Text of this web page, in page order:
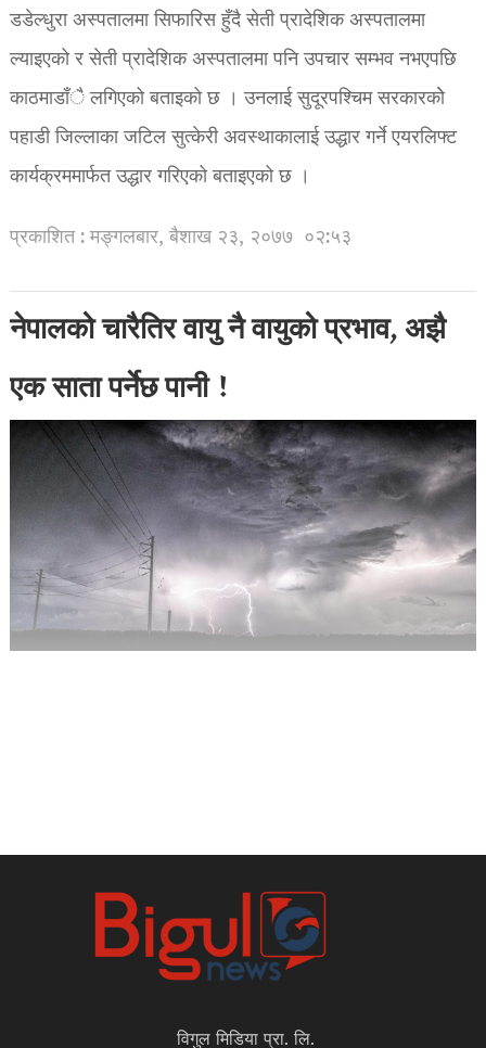
डडेल्धुरा अस्पतालमा सिफारिस हुँदै सेती प्रादेशिक अस्पतालमा
ल्याइएको र सेती प्रादेशिक अस्पतालमा पनि उपचार सम्भव नभएपछि
काठमाडाँै लगिएको बताइको छ । उनलाई सुदूरपश्चिम सरकारकोे
पहाडी जिल्लाका जटिल सुत्केरी अवस्थाकालाई उद्धार गर्ने एयरलिफ्ट
कार्यक्रममार्फत उद्धार गरिएको बताइएको छ ।
प्रकाशित : मङ्गलबार, बैशाख २३, २०७७ ०२:५३
नेपालको चारैतिर वायु नै वायुको प्रभाव, अझै
एक साता पर्नेछ पानी !
विगुल मिडिया प्रा. लि.